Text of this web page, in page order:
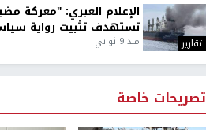
تقارير
الإعلام العبري: "معركة
تستهدف تثبيت رواية
منذ 9 ثواني
تصريحات خاصة